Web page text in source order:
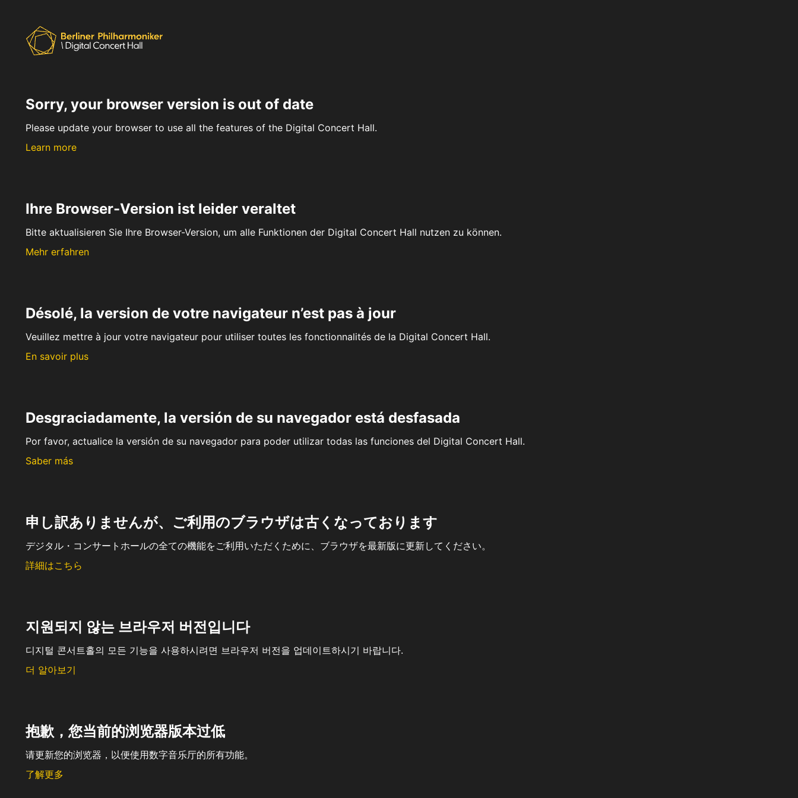
Sorry, your browser version is out of date
Please update your browser to use all the features of the Digital Concert Hall.
Learn more
Ihre Browser-Version ist leider veraltet
Bitte aktualisieren Sie Ihre Browser-Version, um alle Funktionen der Digital Concert Hall nutzen zu können.
Mehr erfahren
Désolé, la version de votre navigateur n’est pas à jour
Veuillez mettre à jour votre navigateur pour utiliser toutes les fonctionnalités de la Digital Concert Hall.
En savoir plus
Desgraciadamente, la versión de su navegador está desfasada
Por favor, actualice la versión de su navegador para poder utilizar todas las funciones del Digital Concert Hall.
Saber más
申し訳ありませんが、ご利用のブラウザは古くなっております
デジタル・コンサートホールの全ての機能をご利用いただくために、ブラウザを最新版に更新してください。
詳細はこちら
지원되지 않는 브라우저 버전입니다
디지털 콘서트홀의 모든 기능을 사용하시려면 브라우저 버전을 업데이트하시기 바랍니다.
더 알아보기
抱歉，您当前的浏览器版本过低
请更新您的浏览器，以便使用数字音乐厅的所有功能。
了解更多